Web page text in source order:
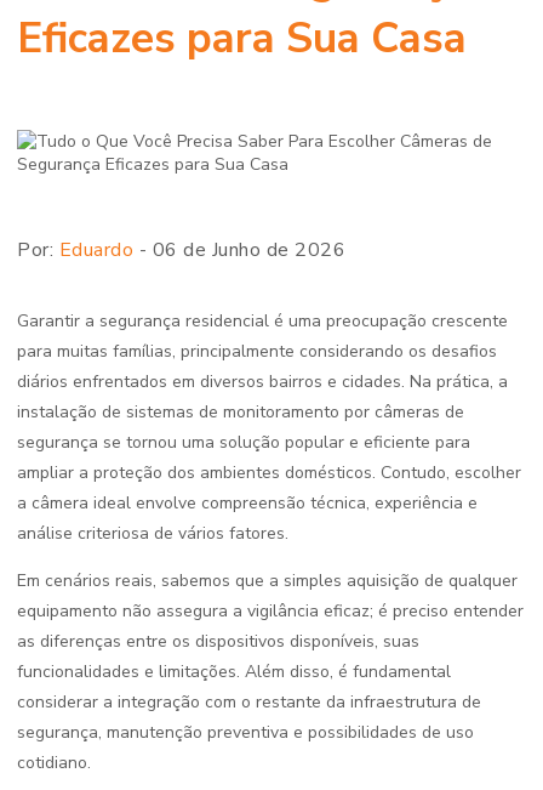
Eficazes para Sua Casa
Por: Eduardo - 06 de Junho de 2026
Garantir a segurança residencial é uma preocupação crescente
para muitas famílias, principalmente considerando os desafios
diários enfrentados em diversos bairros e cidades. Na prática, a
instalação de sistemas de monitoramento por câmeras de
segurança se tornou uma solução popular e eficiente para
ampliar a proteção dos ambientes domésticos. Contudo, escolher
a câmera ideal envolve compreensão técnica, experiência e
análise criteriosa de vários fatores.
Em cenários reais, sabemos que a simples aquisição de qualquer
equipamento não assegura a vigilância eficaz; é preciso entender
as diferenças entre os dispositivos disponíveis, suas
funcionalidades e limitações. Além disso, é fundamental
considerar a integração com o restante da infraestrutura de
segurança, manutenção preventiva e possibilidades de uso
cotidiano.